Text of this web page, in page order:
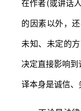
在作者(或讲话
的因素以外，
未知、未定的
决定直接影响
译本身是诚信、